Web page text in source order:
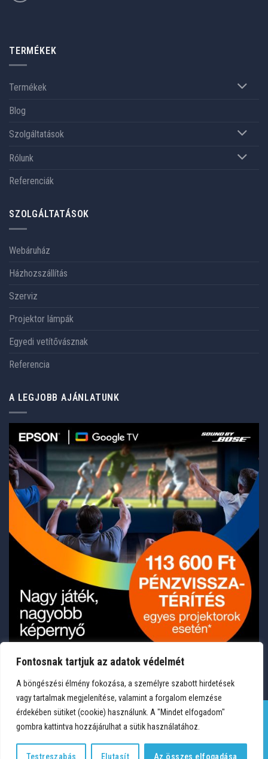
Fontosnak tartjuk az adatok védelmét
A böngészési élmény fokozása, a személyre szabott hirdetések
vagy tartalmak megjelenítése, valamint a forgalom elemzése
érdekében sütiket (cookie) használunk. A "Mindet elfogadom"
gombra kattintva hozzájárulhat a sütik használatához.
Testreszabás Elutasít Az összes elfogadása
TERMÉKEK
Termékek
Blog
Szolgáltatások
Rólunk
Referenciák
SZOLGÁLTATÁSOK
Webáruház
Házhozszállítás
Szerviz
Projektor lámpák
Egyedi vetítővásznak
Referencia
A LEGJOBB AJÁNLATUNK